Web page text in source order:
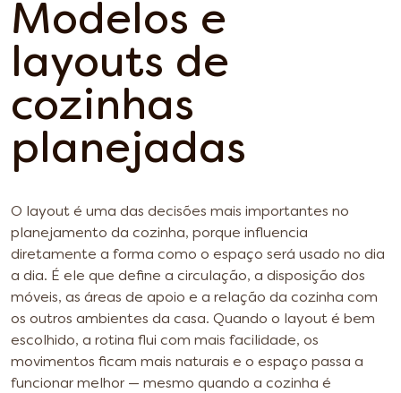
Modelos e
layouts de
cozinhas
planejadas
O layout é uma das decisões mais importantes no
planejamento da cozinha, porque influencia
diretamente a forma como o espaço será usado no dia
a dia. É ele que define a circulação, a disposição dos
móveis, as áreas de apoio e a relação da cozinha com
os outros ambientes da casa. Quando o layout é bem
escolhido, a rotina flui com mais facilidade, os
movimentos ficam mais naturais e o espaço passa a
funcionar melhor — mesmo quando a cozinha é